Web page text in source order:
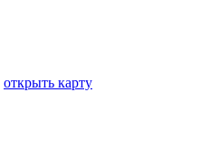
открыть карту